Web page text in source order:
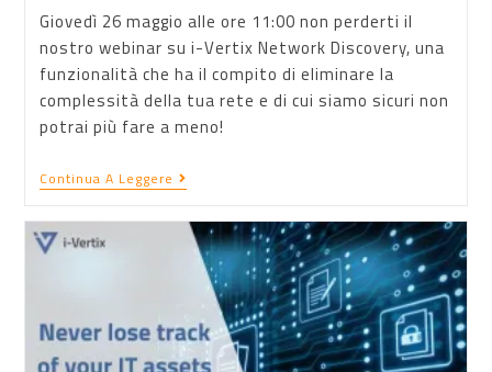
Giovedì 26 maggio alle ore 11:00 non perderti il
nostro webinar su i-Vertix Network Discovery, una
funzionalità che ha il compito di eliminare la
complessità della tua rete e di cui siamo sicuri non
potrai più fare a meno!
Continua A Leggere